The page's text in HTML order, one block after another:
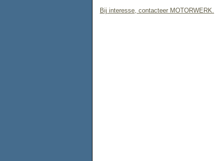
Bij interesse, contacteer MOTORWERK.